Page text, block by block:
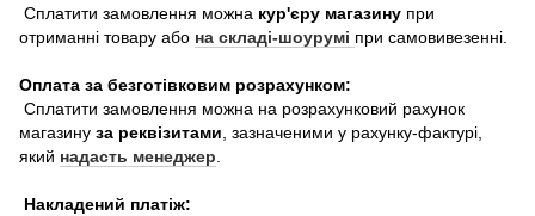
Сплатити замовлення можна кур'єру магазину при
отриманні товару або на складі-шоурумі при самовивезенні.
Оплата за безготівковим розрахунком:
Сплатити замовлення можна на розрахунковий рахунок
магазину за реквізитами , зазначеними у рахунку-фактурі,
який надасть менеджер
Накладений платіж: